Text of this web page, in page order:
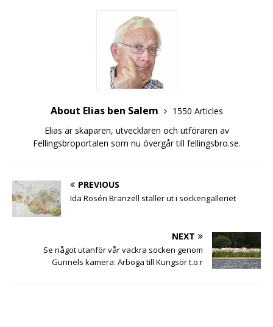
About Elias ben Salem
1550 Articles
Elias är skaparen, utvecklaren och utföraren av
Fellingsbroportalen som nu övergår till fellingsbro.se.
PREVIOUS
Ida Rosén Branzell ställer ut i sockengalleriet
NEXT
Se något utanför vår vackra socken genom
Gunnels kamera: Arboga till Kungsör t.o.r